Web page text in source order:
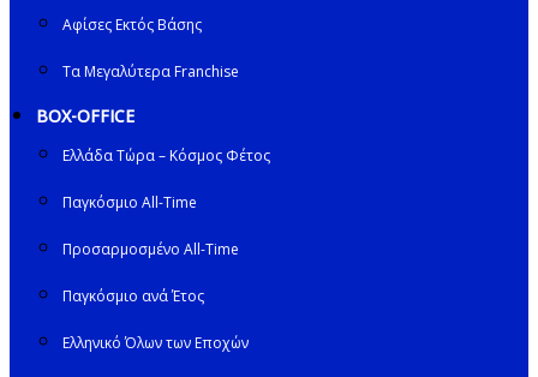
Αφίσες Εκτός Βάσης
Τα Μεγαλύτερα Franchise
BOX-OFFICE
Ελλάδα Τώρα – Κόσμος Φέτος
Παγκόσμιο All-Time
Προσαρμοσμένο All-Time
Παγκόσμιο ανά Έτος
Ελληνικό Όλων των Εποχών